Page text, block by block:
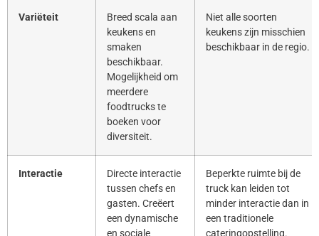
Variëteit
Breed scala aan
keukens en
smaken
beschikbaar.
Mogelijkheid om
meerdere
foodtrucks te
boeken voor
diversiteit.
Niet alle soorten
keukens zijn misschien
beschikbaar in de regio.
Interactie
Directe interactie
tussen chefs en
gasten. Creëert
een dynamische
en sociale
Beperkte ruimte bij de
truck kan leiden tot
minder interactie dan in
een traditionele
cateringopstelling.